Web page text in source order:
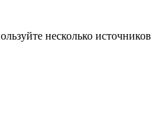
несколько